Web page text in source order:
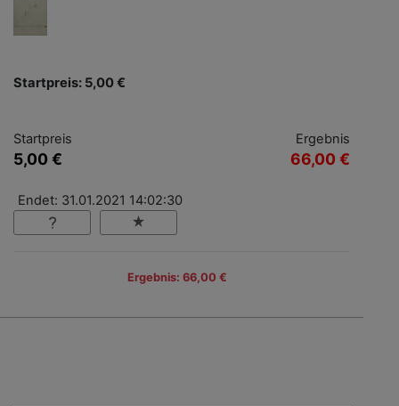
Startpreis: 5,00 €
Startpreis
5,00 €
Ergebnis
66,00 €
Endet: 31.01.2021 14:02:30
Ergebnis: 66,00 €